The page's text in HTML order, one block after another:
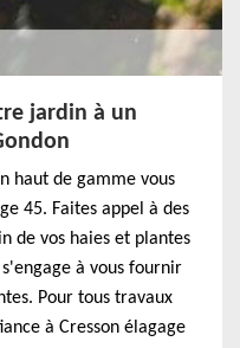
jardin à un
haut de gamme vous
45. Faites appel à des
de vos haies et plantes
à vous fournir
Pour tous travaux
à Cresson élagage